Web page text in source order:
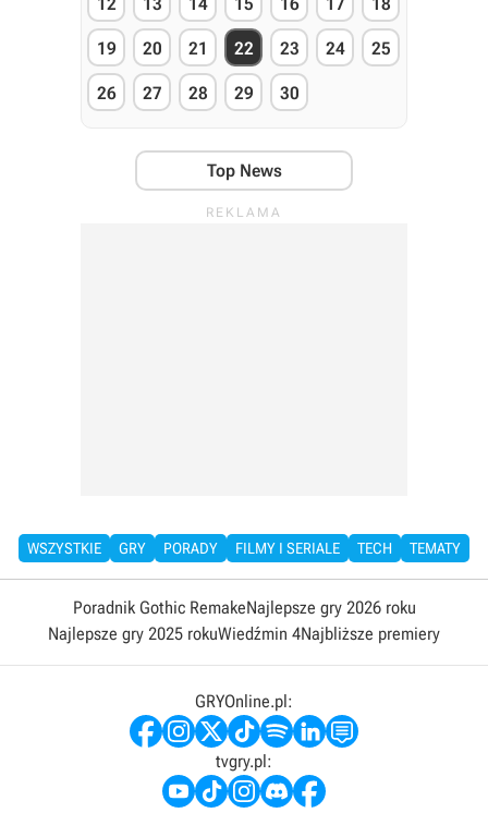
19 20 21 22 23 24 25
26 27 28 29 30
Top News
WSZYSTKIE GRY PORADY FILMY I SERIALE TECH TEMATY
Poradnik Gothic RemakeNajlepsze gry 2026 roku
Najlepsze gry 2025 rokuWiedźmin 4Najbliższe premiery
GRYOnline.pl:
tvgry.pl: